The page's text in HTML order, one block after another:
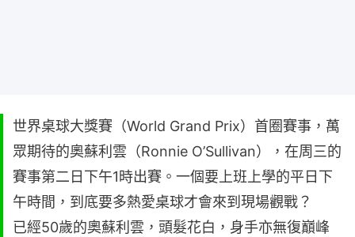
世界桌球大獎賽（World Grand Prix）首圈賽事，萬
眾期待的奧蘇利雲（Ronnie O’Sullivan），在周三的
賽事第二日下午1時出賽。一個要上班上學的平日下
午時間，到底要多熱愛桌球才會來到現場觀戰？
已經50歲的奧蘇利雲，頭髮花白，身手亦無復巔峰